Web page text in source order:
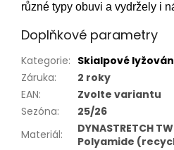
různé typy obuvi a vydržely i
Doplňkové parametry
Kategorie: Skialpové
Záruka:
2 roky
EAN:
Zvolte variantu
Sezóna:
25/26
Materiál:
DYNASTRETCH
Polyamide